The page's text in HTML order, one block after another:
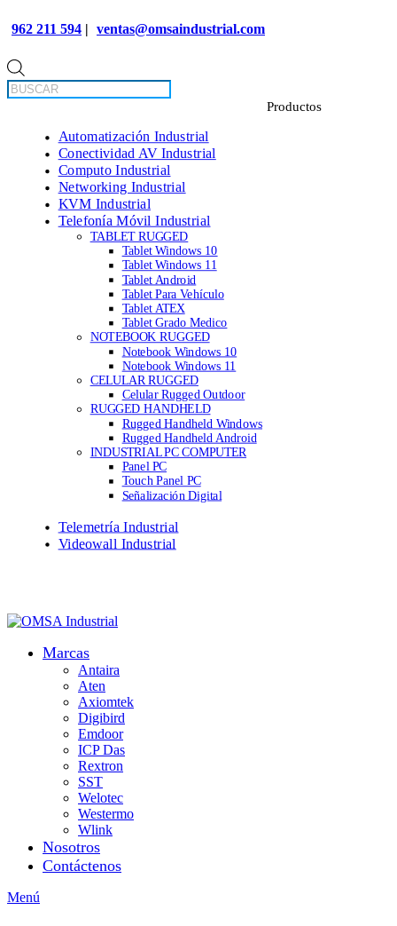
962 211 594 | ventas@omsaindustrial.com
de
productos
Automatización Industrial
Conectividad AV Industrial
Computo Industrial
Networking Industrial
KVM Industrial
Telefonía Móvil Industrial
TABLET RUGGED
Tablet Windows 10
Tablet Windows 11
Tablet Android
Tablet Para Vehículo
Tablet ATEX
Tablet Grado Medico
NOTEBOOK RUGGED
Notebook Windows 10
Notebook Windows 11
CELULAR RUGGED
Celular Rugged Outdoor
RUGGED HANDHELD
Rugged Handheld Windows
Rugged Handheld Android
INDUSTRIAL PC COMPUTER
Panel PC
Touch Panel PC
Señalización Digital
Telemetría Industrial
Videowall Industrial
Marcas
Antaira
Aten
Axiomtek
Digibird
Emdoor
ICP Das
Rextron
SST
Welotec
Westermo
Wlink
Nosotros
Contáctenos
Menú